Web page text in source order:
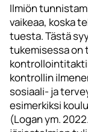
Ilmiön
vaikeaa, koska
tuesta. Tästä
tukemisessa on
kontrollin
sosiaali- ja
esimerkiksi
(Logan ym.